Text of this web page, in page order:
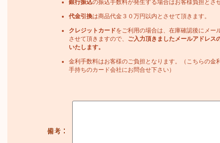
銀行振込の振込手数料が発生する場合はお客様負担とさ
代金引換は商品代金３０万円以内とさせて頂きます。
クレジットカードをご利用の場合は、在庫確認後にメー
させて頂きますので、
ご入力頂きましたメールアドレス
いたします。
金利手数料はお客様のご負担となります。（こちらの金
手持ちのカード会社にお問合せ下さい）